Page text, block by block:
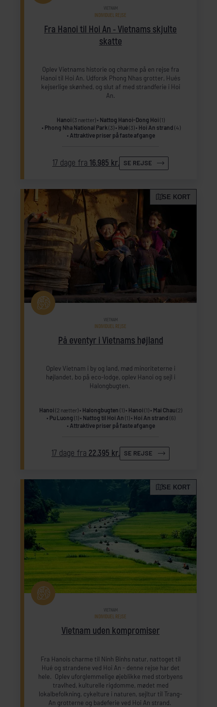
Fra Hanoi til Hoi An - Vietnams skjulte
skatte
VIETNAM
INDIVIDUEL REJSE
Oplev Vietnams historie og charme på en rejse fra
Hanoi til Hoi An. Udforsk Phong Nhas grotter, Hués
kejserlige skønhed, og slut af med strandferie i Hoi
An.
Hanoi (3 nætter) Nattog Hanoi-Dong Hoi (1)
Phong Nha National Park (3) Hué(3) Hoi An strand (4)
Attraktive priser på faste afgange
17 dage fra 16.985 kr. SE REJSE
SE KORT
På eventyr i Vietnams højland
VIETNAM
INDIVIDUEL REJSE
Oplev Vietnam i by og land, mød minoriteterne i
højlandet, bo på eco-lodge, oplev Hanoi og sejl i
Halongbugten.
Hanoi (2 nætter) Halongbugten (1) Hanoi (1) Mai Chau(2)
Pu Luong (1) Nattog til Hoi An (1) Hoi An strand (6)
Attraktive priser på faste afgange
17 dage fra22.395 kr. SE REJSE
SE KORT
Vietnam uden kompromiser
VIETNAM
INDIVIDUEL REJSE
Fra Hanois charme til Ninh Binhs natur, nattoget til
Hué og strandene ved Hoi An - denne rejse har det
hele. Oplev uforglemmelige øjeblikke med storbyens
travlhed, kulturelle rigdomme, mødet med
lokalbefolkning, cykelture i naturen, sejltur til Trang-
An grotterne og badeferie ved Hoi An strand.